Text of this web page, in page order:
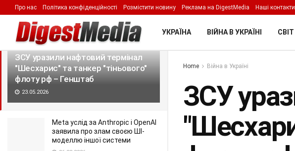
LATEST TRENDING Filter
ЗСУ уразили нафтовий термінал
"Шесхарис" та танкер "тіньового"
флоту рф – Генштаб
23.05.2026
Meta услід за Anthropic і OpenAI
заявила про злам своєю ШІ-
моделлю іншої системи
Про нас Політика конфіденційності Розмістити новину Реклама на DigestMedia Наші контакти
УКРАЇНА ВІЙНА В УКРАЇНІ СВІТ
Home Війна в Україні
ЗСУ